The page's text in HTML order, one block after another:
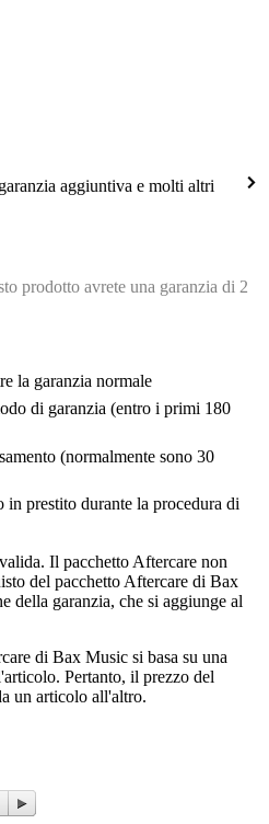
aggiuntiva e molti altri
prodotto avrete una garanzia di 2
la garanzia normale
di garanzia (entro i primi 180
(normalmente sono 30
prestito durante la procedura di
Il pacchetto Aftercare non
del pacchetto Aftercare di Bax
della garanzia, che si aggiunge al
di Bax Music si basa su una
Pertanto, il prezzo del
un articolo all'altro.